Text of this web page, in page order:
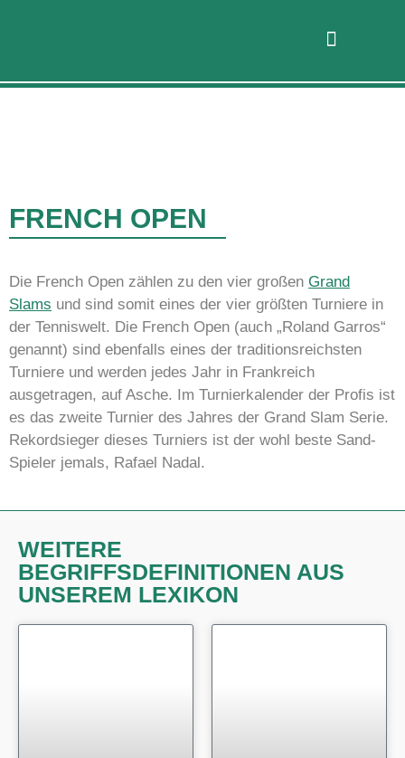
FRENCH OPEN
Die French Open zählen zu den vier großen Grand
Slams und sind somit eines der vier größten Turniere in
der Tenniswelt. Die French Open (auch „Roland Garros“
genannt) sind ebenfalls eines der traditionsreichsten
Turniere und werden jedes Jahr in Frankreich
ausgetragen, auf Asche. Im Turnierkalender der Profis ist
es das zweite Turnier des Jahres der Grand Slam Serie.
Rekordsieger dieses Turniers ist der wohl beste Sand-
Spieler jemals, Rafael Nadal.
WEITERE
BEGRIFFSDEFINITIONEN AUS
UNSEREM LEXIKON